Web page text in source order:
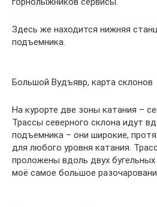
Здесь же находится нижняя
подъемника.
Большой Вудъявр, карта склонов
На курорте две зоны катания –
Трассы северного склона идут
подъемника – они широкие,
для любого уровня катания.
проложены вдоль двух
моё самое большое